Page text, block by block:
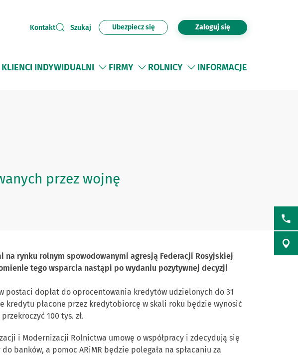
Kontakt Szukaj Ubezpiecz się Zaloguj się
KLIENCI INDYWIDUALNI FIRMY ROLNICY INFORMACJE
przez wojnę
na rynku rolnym spowodowanymi agresją Federacji Rosyjskiej
tego wsparcia nastąpi po wydaniu pozytywnej decyzji
postaci dopłat do oprocentowania kredytów udzielonych do 31
płacone przez kredytobiorcę w skali roku będzie wynosić
100 tys. zł.
i Modernizacji Rolnictwa umowę o współpracy i zdecydują się
banków, a pomoc ARiMR będzie polegała na spłacaniu za